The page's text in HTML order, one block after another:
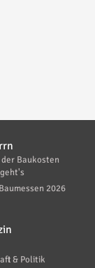
der Baukosten
2026
& Politik